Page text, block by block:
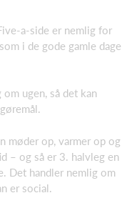
a-side er nemlig for
i de gode gamle dage
ugen, så det kan
møder op, varmer op og
– og så er 3. halvleg en
Det handler nemlig om
er social.